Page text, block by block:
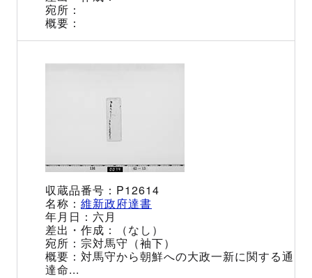
P12614
維新政府達書
六月
（なし）
宗対馬守（袖下）
対馬守から朝鮮への大政一新に関する通
達命...